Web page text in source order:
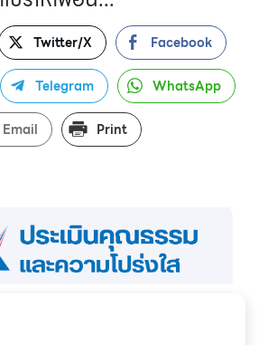
Twitter/X Facebook
Telegram WhatsApp
Email Print